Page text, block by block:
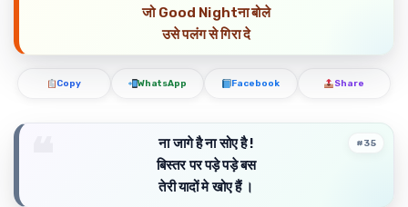
जो Good Nightना बोले
उसे पलंग से गिरा दे
Copy WhatsApp Facebook Share
ना जागे है ना सोए है !
बिस्तर पर पड़े पड़े बस
तेरी यादों मे खोए हैं ।
#35